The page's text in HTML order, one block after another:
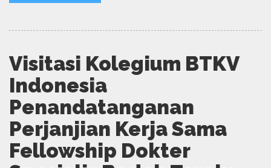
Visitasi Kolegium BTKV
Indonesia
Penandatanganan
Perjanjian Kerja Sama
Fellowship Dokter